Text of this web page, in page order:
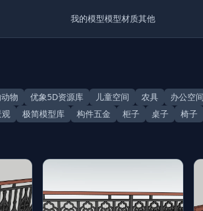
我的模型模型材质其他
物 优象5D资源库 儿童空间 农具 办公空间
观 极简模型库 构件五金 柜子 桌子 椅子